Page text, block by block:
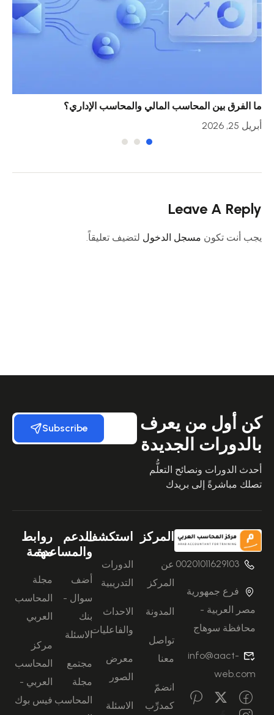
ما الفرق بين المحاسب المالي والمحاسب الإداري؟
أبريل 25, 2026
Leave A Reply
يجب أنت تكون مسجل الدخول لتضيف تعليقاً.
كن أول من يعرف
بالدورات الجديدة
أحدث الدورات ونصائح التعلُّم
تصلك مباشرةً إلى بريدك
Subscribe
00201011629103
فرع جمهورية
مصر العربية -
محافظة سوهاج
info@aact-
web.com
المركز
عن
المركز
المدونة
تواصل
معنا
انضمّ
كمدرِّب
استكشف
الدورات
التدريبية
الاحداث
والفاعليات
معرض
الصور
الاسئلة
الدعم
والمساعدة
أضف
سوال -
بنك
الاسئلة
مجتمع
مجلة
المحاسب
روابط
مهمة
مجلة
المحاسب
العربي
مركز
المحاسب
العربي -
فيس بوك